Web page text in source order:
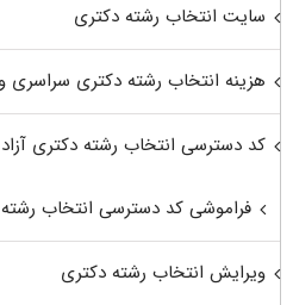
سایت انتخاب رشته دکتری
هزینه انتخاب رشته دکتری سراسری و
کد دسترسی انتخاب رشته دکتری آزاد
فراموشی کد دسترسی انتخاب رشته
ویرایش انتخاب رشته دکتری